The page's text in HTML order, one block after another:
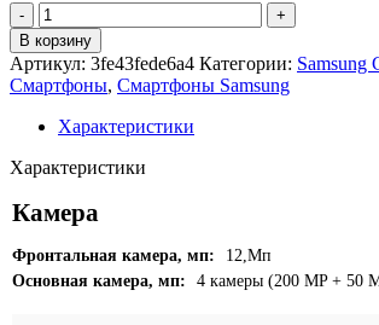
Количество
товара
Samsung
Galaxy
S26
Ultra
16/1Tb
Голубой
Blue)
В корзину
Артикул: 3fe43fede6a4 Категории: Samsung
Смартфоны, Смартфоны Samsung
Характеристики
Характеристики
Камера
Фронтальная камера, мп:
12,Мп
Основная камера, мп:
4 камеры (200 MP + 50